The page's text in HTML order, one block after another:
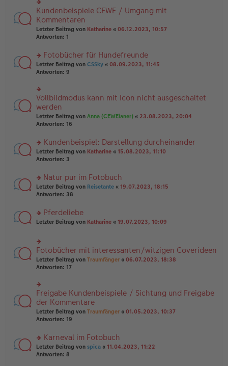
tr
a
g
e
n
er
B
ei
tr
g
n
g
el
es
e
er
B
ei
tr
g
rs
te
r
u
n
el
es
e
er
B
ei
tr
a
g
Kundenbeispiele CEWE / Umgang mit
Kommentaren
Letzter Beitrag von Katharine « 06.12.2023, 10:57
Antworten: 1
rs
te
u
n
g
el
es
e
er
B
ei
tr
g
Fotobücher für Hundefreunde
Letzter Beitrag von CSSky « 08.09.2023, 11:45
Antworten: 9
rs
te
r
u
n
el
es
e
B
ei
tr
g
Vollbildmodus kann mit Icon nicht ausgeschaltet
werden
Letzter Beitrag von Anna (CEWEianer) « 23.08.2023, 20:04
Antworten: 16
rs
te
n
g
el
e
n
ei
tr
a
g
Kundenbeispiel: Darstellung durcheinander
Letzter Beitrag von Katharine « 15.08.2023, 11:10
Antworten: 3
rs
te
n
g
es
e
n
er
B
tr
a
g
Natur pur im Fotobuch
Letzter Beitrag von Reisetante « 19.07.2023, 18:15
Antworten: 38
rs
u
n
g
el
e
n
er
B
ei
tr
g
Pferdeliebe
Letzter Beitrag von Katharine « 19.07.2023, 10:09
rs
te
r
g
el
es
e
n
ei
tr
a
Fotobücher mit interessanten/witzigen Coverideen
Letzter Beitrag von Traumfänger « 06.07.2023, 18:38
Antworten: 17
rs
te
r
u
n
el
es
e
Freigabe Kundenbeispiele / Sichtung und Freigabe
der Kommentare
Letzter Beitrag von Traumfänger « 01.05.2023, 10:37
Antworten: 19
rs
te
Karneval im Fotobuch
Letzter Beitrag von spica « 11.04.2023, 11:22
Antworten: 8